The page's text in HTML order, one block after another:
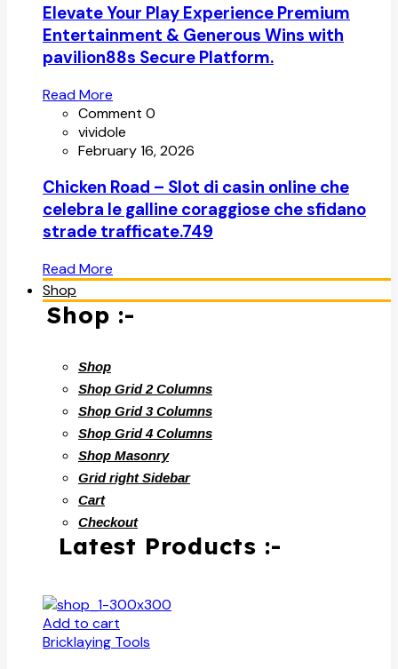
Elevate Your Play Experience Premium
Entertainment & Generous Wins with
pavilion88s Secure Platform.
Read More
Comment 0
vividole
February 16, 2026
Chicken Road – Slot di casin online che
celebra le galline coraggiose che sfidano
strade trafficate.749
Read More
Shop
Shop :-
Shop
Shop Grid 2 Columns
Shop Grid 3 Columns
Shop Grid 4 Columns
Shop Masonry
Grid right Sidebar
Cart
Checkout
Latest Products :-
Add to cart
Bricklaying Tools